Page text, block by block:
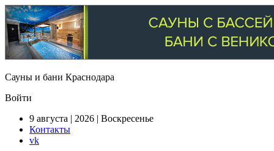
Сауны и бани Краснодара
Войти
9 августа | 2026 | Воскресенье
Контакты
vk